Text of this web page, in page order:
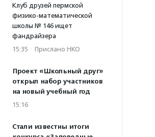
Клуб друзей пермской
физико-математической
школы № 146 ищет
фандрайзера
15:35 · Прислано НКО
Проект «Школьный друг»
открыл набор участников
на новый учебный год
15:16
Стали известны итоги